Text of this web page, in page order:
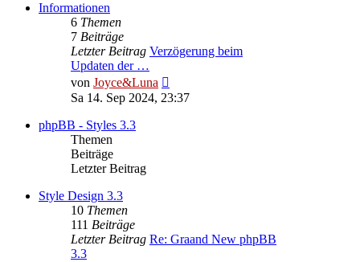
Informationen
6 Themen
7 Beiträge
Letzter Beitrag Verzögerung beim
Updaten der …
von Joyce&Luna
Beitrag
Sa 14. Sep 2024, 23:37
phpBB - Styles 3.3
Themen
Beiträge
Letzter Beitrag
Style Design 3.3
10 Themen
111 Beiträge
Letzter Beitrag Re: Graand New phpBB
3.3